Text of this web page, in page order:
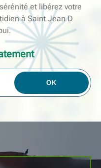
et libérez votre
à Saint Jean D